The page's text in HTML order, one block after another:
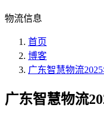
物流信息
首页
博客
广东智慧物流
广东智慧物流